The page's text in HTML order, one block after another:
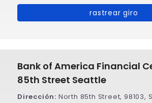
rastrear giro
Bank of America Financial
85th Street Seattle
Dirección: North 85th Street, 98103,